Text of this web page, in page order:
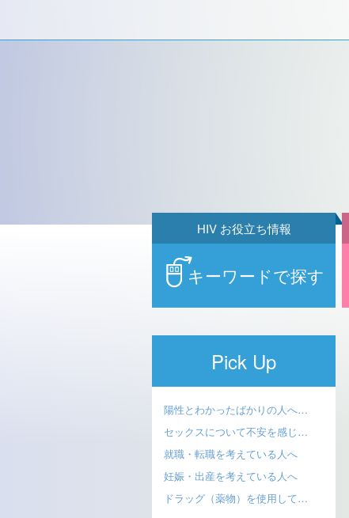
キーワードで探す
HIV お役立ち情報
Pick Up
陽性とわかったばかりの人へ…
セックスについて不安を感じ…
就職・転職を考えている人へ
妊娠・出産を考えている人へ
ドラッグ（薬物）を使用して…